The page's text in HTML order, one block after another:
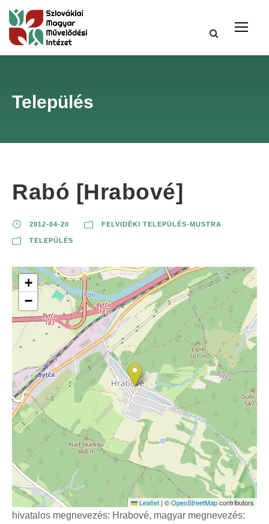
Település
Rabó [Hrabové]
2012-04-20 FELVIDÉKI TELEPÜLÉS-MUSTRA
TELEPÜLÉS
+
−
Leaflet | ©OpenStreetMapcontributors
hivatalos megnevezés: Hrabové, magyar megnevezés: